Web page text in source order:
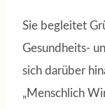
Sie begleitet
Gesundheits-
sich darüber
„Menschlich